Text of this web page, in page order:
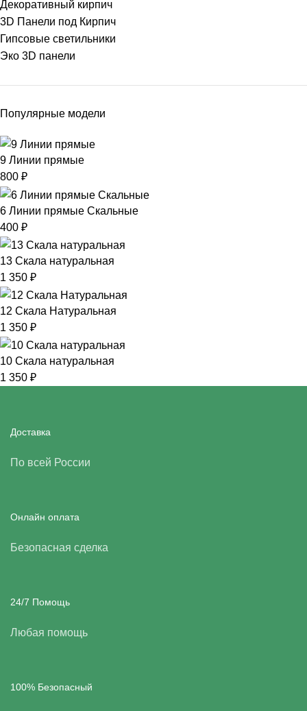
Декоративный кирпич
3D Панели под Кирпич
Гипсовые светильники
Эко 3D панели
Популярные модели
9 Линии прямые
800 ₽
6 Линии прямые Скальные
400 ₽
13 Скала натуральная
1 350 ₽
12 Скала Натуральная
1 350 ₽
10 Скала натуральная
1 350 ₽
Доставка
По всей России
Онлайн оплата
Безопасная сделка
24/7 Помощь
Любая помощь
100% Безопасный